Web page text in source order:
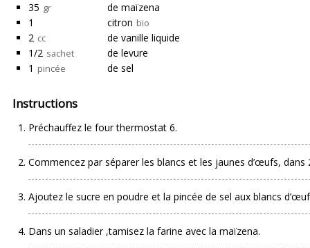
35 gr
de maïzena
1
citron bio
2 cc
de vanille liquide
1/2 sachet
de levure
1 pincée de sel
Instructions
Préchauffez le four thermostat 6.
Commencez par séparer les blancs et les jaunes d’œufs, dans
Ajoutez le sucre en poudre et la pincée de sel aux blancs
Dans un saladier ,tamisez la farine avec la maïzena.